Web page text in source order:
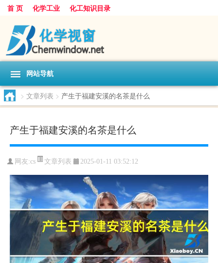
首 页 化学工业 化工知识目录
网站导航
> 文章列表 > 产生于福建安溪的名茶是什么
产生于福建安溪的名茶是什么
网友:cs 文章列表 2025-01-11 03:52:12